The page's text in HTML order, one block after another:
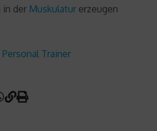
in der Muskulatur erzeugen
Personal Trainer